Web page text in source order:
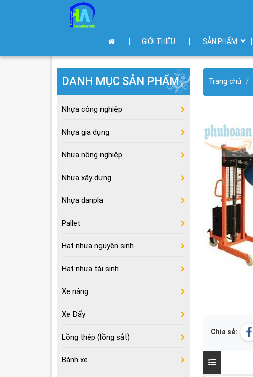
GIỚI THIỆU SẢN PHẨM
Trang chủ
Chia sẻ:
DANH MỤC SẢN PHẨM
Nhựa công nghiệp
Nhựa gia dụng
Nhựa nông nghiệp
Nhựa xây dựng
Nhựa danpla
Pallet
Hạt nhựa nguyên sinh
Hạt nhựa tái sinh
Xe nâng
Xe Đẩy
Lồng thép (lồng sắt)
Bánh xe